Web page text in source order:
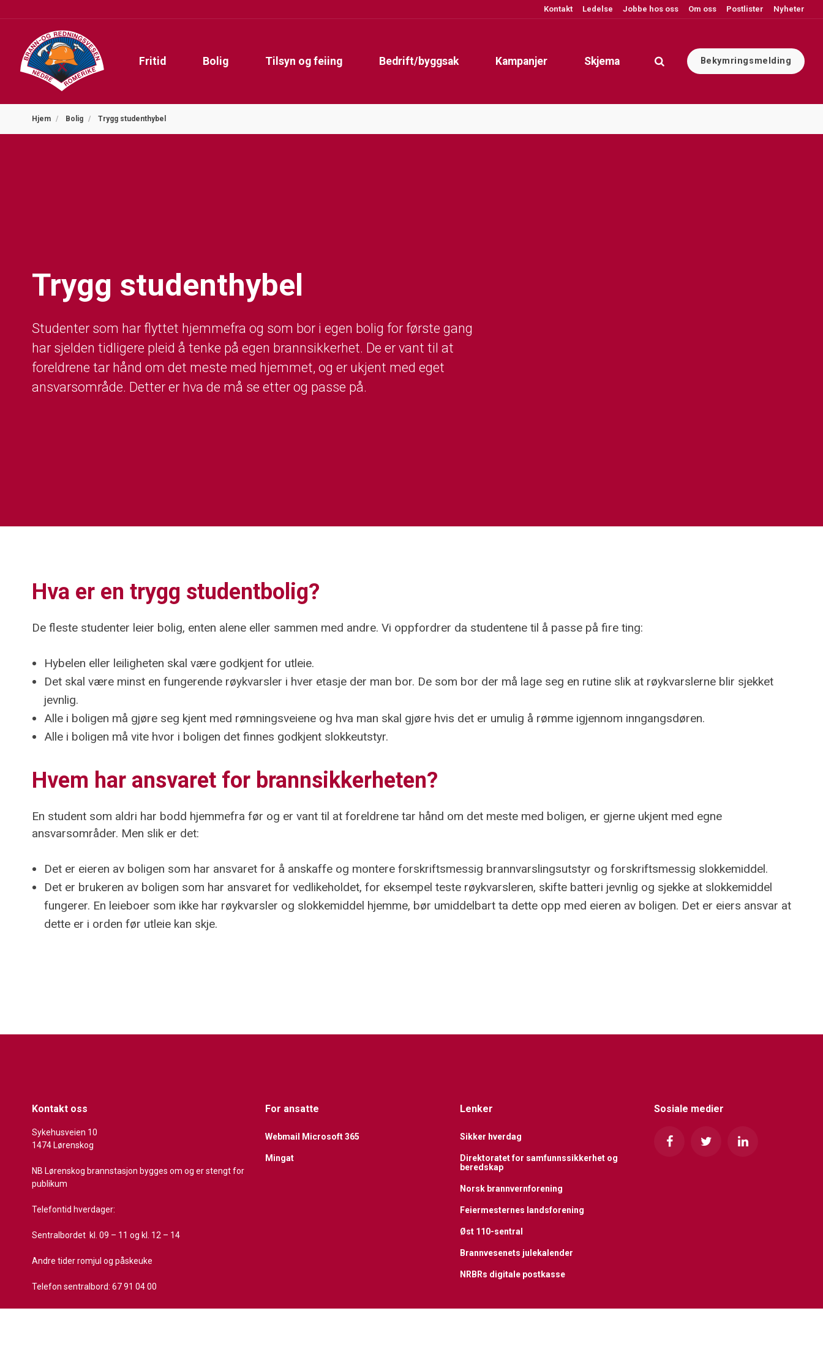
Kontakt Ledelse Jobbe hos oss Om oss Postlister Nyheter
Fritid Bolig Tilsyn og feiing Bedrift/byggsak Kampanjer Skjema Bekymringsmelding
Hjem Bolig Trygg studenthybel
Trygg studenthybel
Studenter som har flyttet hjemmefra og som bor i egen bolig for første gang
har sjelden tidligere pleid å tenke på egen brannsikkerhet. De er vant til at
foreldrene tar hånd om det meste med hjemmet, og er ukjent med eget
ansvarsområde. Detter er hva de må se etter og passe på.
Hva er en trygg studentbolig?
De fleste studenter leier bolig, enten alene eller sammen med andre. Vi oppfordrer da studentene til å passe på fire ting:
Hybelen eller leiligheten skal være godkjent for utleie.
Det skal være minst en fungerende røykvarsler i hver etasje der man bor. De som bor der må lage seg en rutine slik at røykvarslerne blir sjekket
jevnlig.
Alle i boligen må gjøre seg kjent med rømningsveiene og hva man skal gjøre hvis det er umulig å rømme igjennom inngangsdøren.
Alle i boligen må vite hvor i boligen det finnes godkjent slokkeutstyr.
Hvem har ansvaret for brannsikkerheten?
En student som aldri har bodd hjemmefra før og er vant til at foreldrene tar hånd om det meste med boligen, er gjerne ukjent med egne
ansvarsområder. Men slik er det:
Det er eieren av boligen som har ansvaret for å anskaffe og montere forskriftsmessig brannvarslingsutstyr og forskriftsmessig slokkemiddel.
Det er brukeren av boligen som har ansvaret for vedlikeholdet, for eksempel teste røykvarsleren, skifte batteri jevnlig og sjekke at slokkemiddel
fungerer. En leieboer som ikke har røykvarsler og slokkemiddel hjemme, bør umiddelbart ta dette opp med eieren av boligen. Det er eiers ansvar at
dette er i orden før utleie kan skje.
Kontakt oss
Sykehusveien 10
1474 Lørenskog
NB Lørenskog brannstasjon bygges om og er stengt for
publikum
Telefontid hverdager:
Sentralbordet kl. 09 – 11 og kl. 12 – 14
Andre tider romjul og påskeuke
Telefon sentralbord: 67 91 04 00
For ansatte
Webmail Microsoft 365
Mingat
Lenker
Sikker hverdag
Direktoratet for samfunnssikkerhet og
beredskap
Norsk brannvernforening
Feiermesternes landsforening
Øst 110-sentral
Brannvesenets julekalender
NRBRs digitale postkasse
Sosiale medier